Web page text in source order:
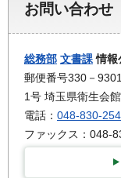
お問い合わせ
総務部 文書課情報
郵便番号330－
1号 埼玉県衛生会
電話： 048-830-
ファックス：048-